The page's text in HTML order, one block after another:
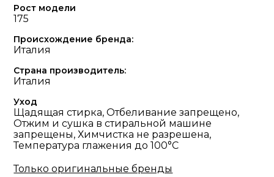
Рост модели
175
Происхождение бренда:
Италия
Страна производитель:
Италия
Уход
Щадящая стирка, Отбеливание запрещено,
Отжим и сушка в стиральной машине
запрещены, Химчистка не разрешена,
Температура глажения до 100°С
Только оригинальные бренды